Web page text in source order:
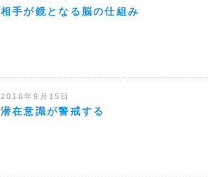
相手が鏡となる脳の仕組み
2016年9月15日
潜在意識が警戒する